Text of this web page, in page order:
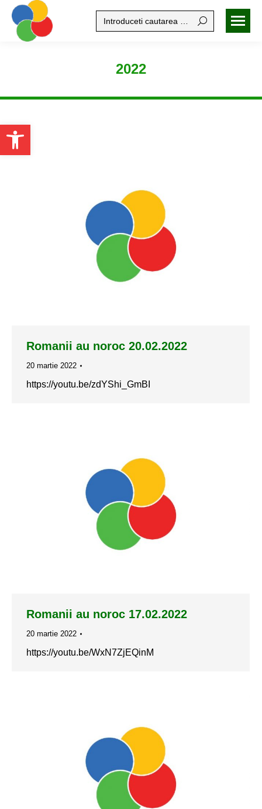
Open toolbar
Search:
2022
Romanii au noroc 20.02.2022
20 martie 2022
https://youtu.be/zdYShi_GmBI
Romanii au noroc 17.02.2022
20 martie 2022
https://youtu.be/WxN7ZjEQinM